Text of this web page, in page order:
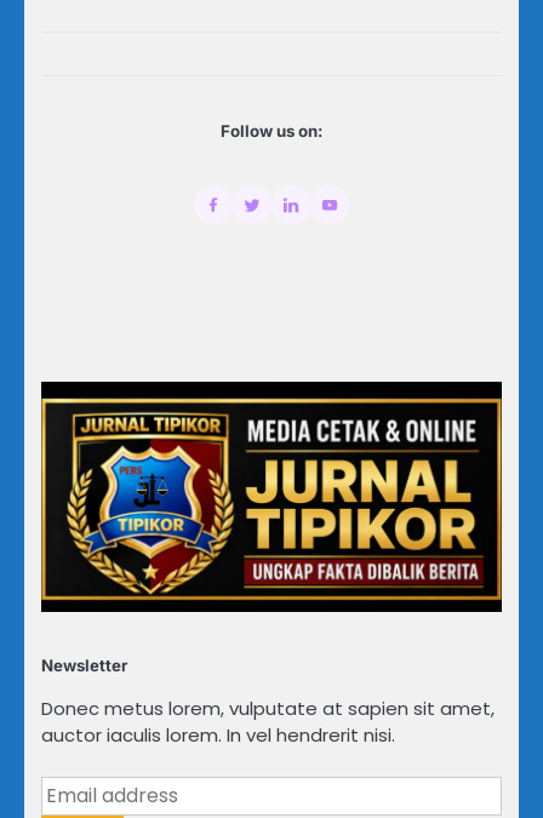
Follow us on:
Newsletter
Donec metus lorem, vulputate at sapien sit amet,
auctor iaculis lorem. In vel hendrerit nisi.